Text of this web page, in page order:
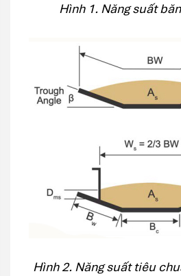
Hình 1. Năng suất
Hình 2. Năng suất tiêu